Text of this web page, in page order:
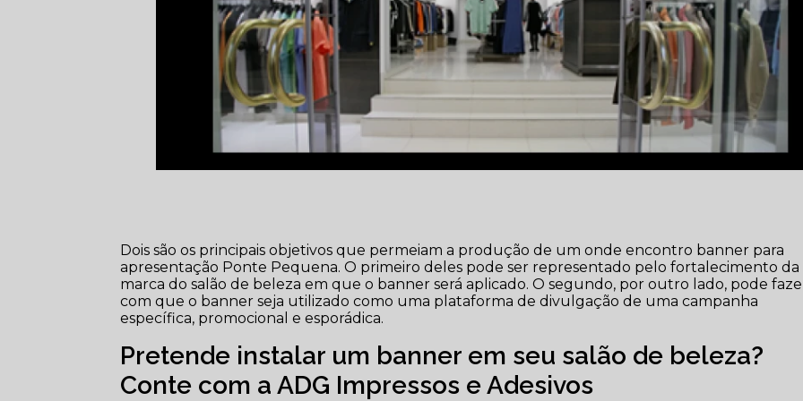
Dois são os principais objetivos que permeiam a produção de um onde encontro banner para
apresentação Ponte Pequena. O primeiro deles pode ser representado pelo fortalecimento da
marca do salão de beleza em que o banner será aplicado. O segundo, por outro lado, pode
com que o banner seja utilizado como uma plataforma de divulgação de uma campanha
específica, promocional e esporádica.
Pretende instalar um banner em seu salão de beleza?
Conte com a ADG Impressos e Adesivos